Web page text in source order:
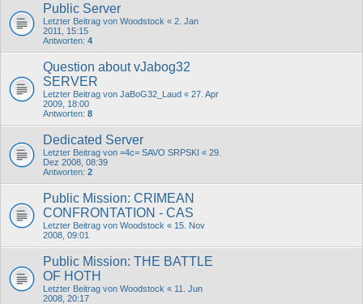
Public Server
Letzter Beitrag von Woodstock « 2. Jan
2011, 15:15
Antworten: 4
Question about vJabog32
SERVER
Letzter Beitrag von JaBoG32_Laud « 27. Apr
2009, 18:00
Antworten: 8
Dedicated Server
Letzter Beitrag von =4c= SAVO SRPSKI « 29.
Dez 2008, 08:39
Antworten: 2
Public Mission: CRIMEAN
CONFRONTATION - CAS
Letzter Beitrag von Woodstock « 15. Nov
2008, 09:01
Public Mission: THE BATTLE
OF HOTH
Letzter Beitrag von Woodstock « 11. Jun
2008, 20:17